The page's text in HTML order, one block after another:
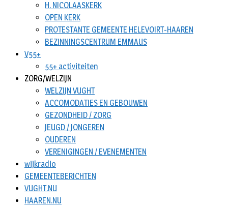
H. NICOLAASKERK
OPEN KERK
PROTESTANTE GEMEENTE HELEVOIRT-HAAREN
BEZINNINGSCENTRUM EMMAUS
V55+
55+ activiteiten
ZORG/WELZIJN
WELZIJN VUGHT
ACCOMODATIES EN GEBOUWEN
GEZONDHEID / ZORG
JEUGD / JONGEREN
OUDEREN
VERENIGINGEN / EVENEMENTEN
wijkradio
GEMEENTEBERICHTEN
VUGHT.NU
HAAREN.NU